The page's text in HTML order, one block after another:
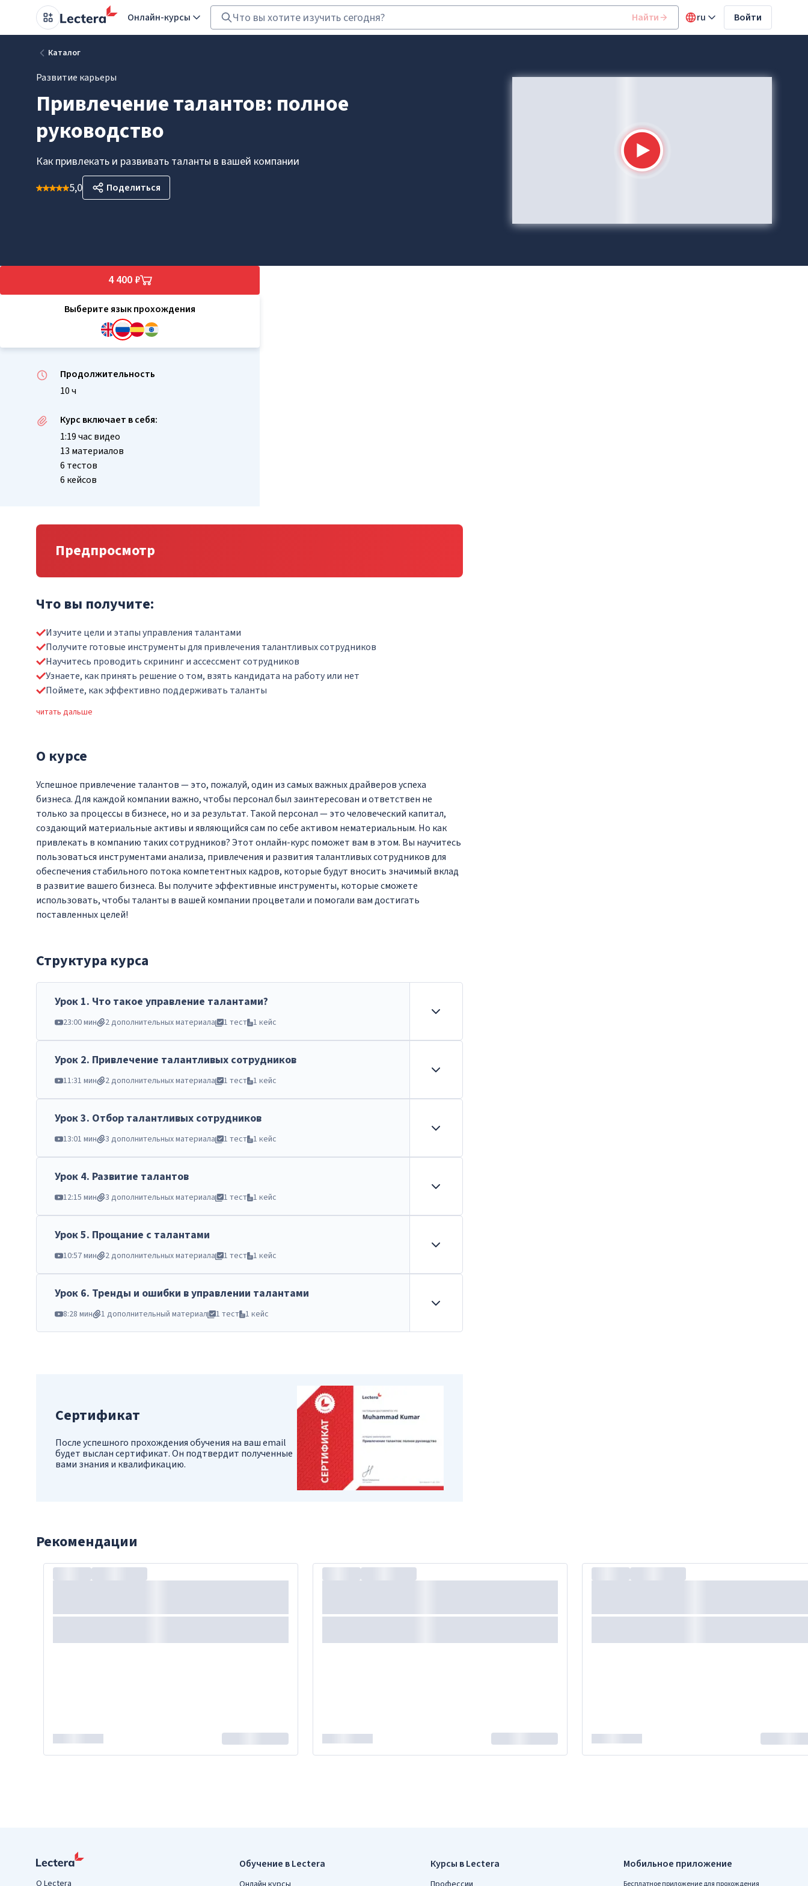
Онлайн-курсы Найти ru Войти
Каталог
Развитие карьеры
Привлечение талантов: полное
руководство
Как привлекать и развивать таланты в вашей компании
5,0
Поделиться
4 400 ₽
Выберите язык прохождения
Продолжительность
10 ч
Курс включает в себя:
1:19 час видео
13 материалов
6 тестов
6 кейсов
Предпросмотр
Что вы получите:
Изучите цели и этапы управления талантами
Получите готовые инструменты для привлечения талантливых сотрудников
Научитесь проводить скрининг и ассессмент сотрудников
Узнаете, как принять решение о том, взять кандидата на работу или нет
Поймете, как эффективно поддерживать таланты
читать дальше
О курсе
Успешное привлечение талантов — это, пожалуй, один из самых важных драйверов успеха
бизнеса. Для каждой компании важно, чтобы персонал был заинтересован и ответствен не
только за процессы в бизнесе, но и за результат. Такой персонал — это человеческий капитал,
создающий материальные активы и являющийся сам по себе активом нематериальным. Но как
привлекать в компанию таких сотрудников? Этот онлайн-курс поможет вам в этом. Вы научитесь
пользоваться инструментами анализа, привлечения и развития талантливых сотрудников для
обеспечения стабильного потока компетентных кадров, которые будут вносить значимый вклад
в развитие вашего бизнеса. Вы получите эффективные инструменты, которые сможете
использовать, чтобы таланты в вашей компании процветали и помогали вам достигать
поставленных целей!
Структура курса
Урок 1. Что такое управление талантами?
23:00 мин 2 дополнительных материала 1 тест 1 кейс
Урок 2. Привлечение талантливых сотрудников
11:31 мин 2 дополнительных материала 1 тест 1 кейс
Урок3. Отбор талантливых сотрудников
13:01 мин 3 дополнительных материала 1 тест 1 кейс
Урок 4. Развитие талантов
12:15 мин 3 дополнительных материала 1 тест 1 кейс
Урок5. Прощание с талантами
10:57 мин 2 дополнительных материала 1 тест 1 кейс
Урок 6. Тренды и ошибки в управлении талантами
8:28 мин 1 дополнительный материал 1 тест 1 кейс
Сертификат
После успешного прохождения обучения на ваш email
будет выслан сертификат. Он подтвердит полученные
вами знания и квалификацию.
Рекомендации
Обучение в Lectera Курсы в Lectera Мобильное приложение
Бесплатное приложение для прохождения